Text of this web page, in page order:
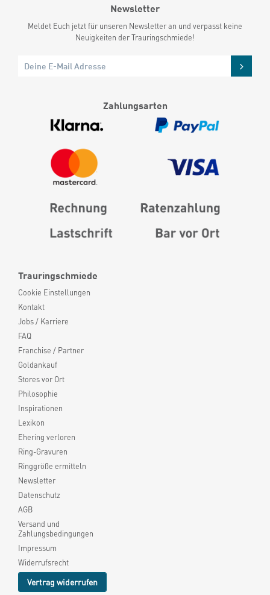
Trauringschmiede
Cookie Einstellungen
Kontakt
Jobs / Karriere
FAQ
Franchise / Partner
Goldankauf
Stores vor Ort
Philosophie
Inspirationen
Lexikon
Ehering verloren
Ring-Gravuren
Ringgröße ermitteln
Newsletter
Datenschutz
AGB
Versand und
Zahlungsbedingungen
Impressum
Widerrufsrecht
Vertrag widerrufen
Newsletter
Meldet Euch jetzt für unseren Newsletter an und verpasst keine
Neuigkeiten der Trauringschmiede!
Zahlungsarten